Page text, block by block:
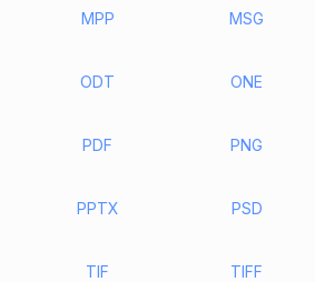
MPP MSG
ODT ONE
PDF PNG
PPTX PSD
TIF TIFF